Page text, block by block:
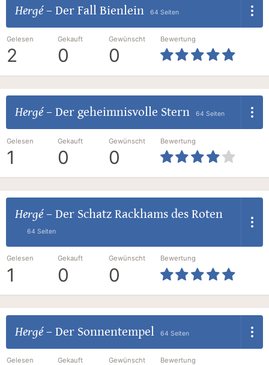
Hergé– Der Fall Bienlein 64 Seiten
Gelesen
2
Gekauft
0
Gewünscht
0
Bewertung
Hergé– Der geheimnisvolle Stern 64 Seiten
Gelesen
1
Gekauft
0
Gewünscht
0
Bewertung
Hergé– Der Schatz Rackhams des Roten
64 Seiten
Gelesen
1
Gekauft
0
Gewünscht
0
Bewertung
Hergé– Der Sonnentempel 64 Seiten
Gelesen Gekauft Gewünscht Bewertung